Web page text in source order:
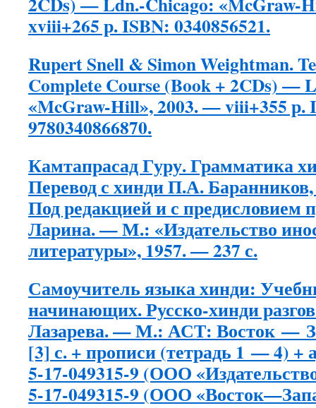
xviii+265 р. ISBN: 0340856521.
Rupert Snell & Simon Weightman.
Complete Course (Book + 2CDs) —
«McGraw-Hill», 2003. — viii+355 р.
9780340866870.
Камтапрасад Гуру. Грамматика
Перевод с хинди П.А.
Под редакцией и с предисловием
Ларина. — М.: «Издательство
литературы», 1957. — 237 с.
Самоучитель языка хинди:
начинающих. Русско-хинди
Лазарева. — М.: АСТ: Восток —
[3] с. + прописи (тетрадь 1 — 4) +
5-17-049315-9 (ООО
5-17-049315-9 (ООО